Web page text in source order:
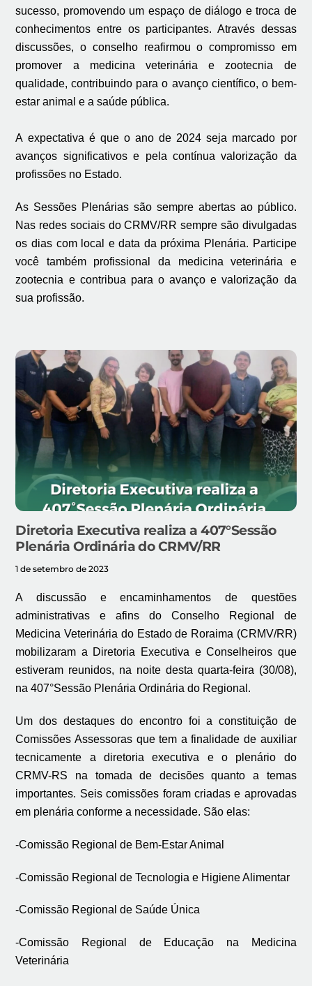
sucesso, promovendo um espaço de diálogo e troca de
conhecimentos entre os participantes. Através dessas
discussões, o conselho reafirmou o compromisso em
promover a medicina veterinária e zootecnia de
qualidade, contribuindo para o avanço científico, o bem-
estar animal e a saúde pública.
A expectativa é que o ano de 2024 seja marcado por
avanços significativos e pela contínua valorização da
profissões no Estado.
As Sessões Plenárias são sempre abertas ao público.
Nas redes sociais do CRMV/RR sempre são divulgadas
os dias com local e data da próxima Plenária. Participe
você também profissional da medicina veterinária e
zootecnia e contribua para o avanço e valorização da
sua profissão.
Diretoria Executiva realiza a 407°Sessão
Plenária Ordinária do CRMV/RR
1 de setembro de 2023
A discussão e encaminhamentos de questões
administrativas e afins do Conselho Regional de
Medicina Veterinária do Estado de Roraima (CRMV/RR)
mobilizaram a Diretoria Executiva e Conselheiros que
estiveram reunidos, na noite desta quarta-feira (30/08),
na 407°Sessão Plenária Ordinária do Regional.
Um dos destaques do encontro foi a constituição de
Comissões Assessoras que tem a finalidade de auxiliar
tecnicamente a diretoria executiva e o plenário do
CRMV-RS na tomada de decisões quanto a temas
importantes. Seis comissões foram criadas e aprovadas
em plenária conforme a necessidade. São elas:
-Comissão Regional de Bem-Estar Animal
-Comissão Regional de Tecnologia e Higiene Alimentar
-Comissão Regional de Saúde Única
-Comissão Regional de Educação na Medicina
Veterinária